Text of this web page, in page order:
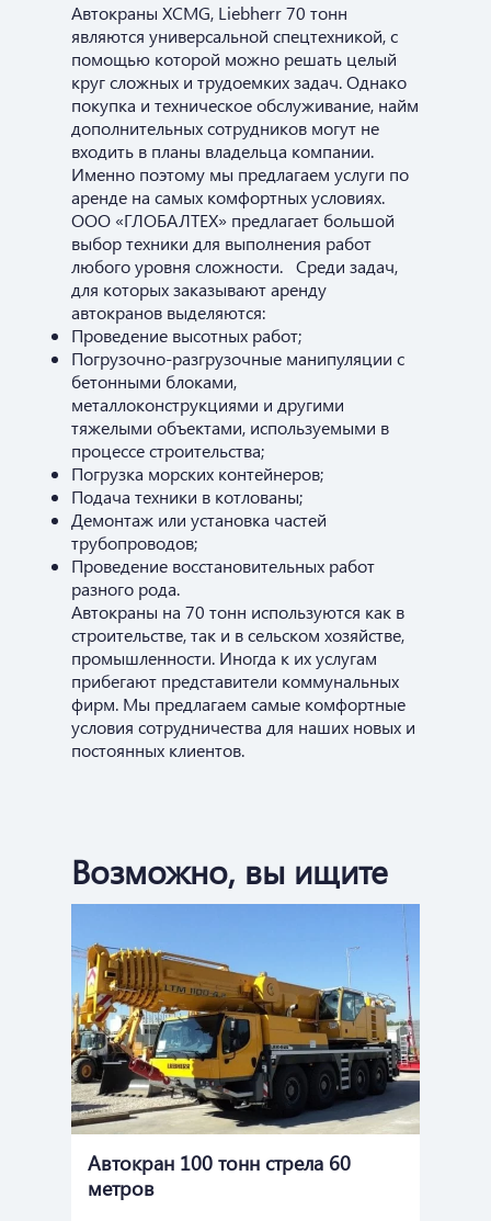
Автокраны XCMG, Liebherr 70 тонн
являются универсальной спецтехникой, с
помощью которой можно решать целый
круг сложных и трудоемких задач. Однако
покупка и техническое обслуживание, найм
дополнительных сотрудников могут не
входить в планы владельца компании.
Именно поэтому мы предлагаем услуги по
аренде на самых комфортных условиях.
ООО «ГЛОБАЛТЕХ» предлагает большой
выбор техники для выполнения работ
любого уровня сложности. Среди задач,
для которых заказывают аренду
автокранов выделяются:
Проведение высотных работ;
Погрузочно-разгрузочные манипуляции с
бетонными блоками,
металлоконструкциями и другими
тяжелыми объектами, используемыми в
процессе строительства;
Погрузка морских контейнеров;
Подача техники в котлованы;
Демонтаж или установка частей
трубопроводов;
Проведение восстановительных работ
разного рода.
Автокраны на 70 тонн используются как в
строительстве, так и в сельском хозяйстве,
промышленности. Иногда к их услугам
прибегают представители коммунальных
фирм. Мы предлагаем самые комфортные
условия сотрудничества для наших новых и
постоянных клиентов.
Возможно, вы ищите
Автокран 100 тонн стрела 60
метров